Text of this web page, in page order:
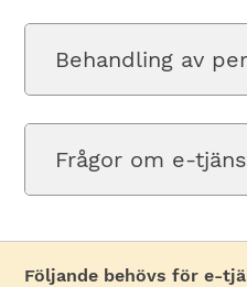
Behandling av
Frågor om e-
Följande behövs för e-